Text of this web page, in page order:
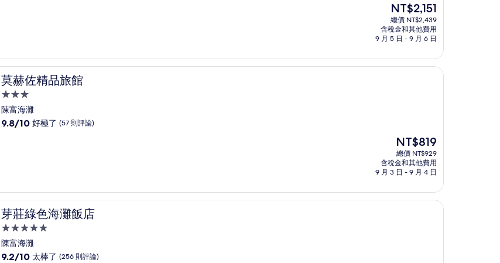
棒
了，
(954
則
評
論)
現
在
價
格
NT$2,151
NT$2,151
總價 NT$2,439
含稅金和其他費用
9 月 5 日 - 9 月 6 日
莫赫佐精品旅館
莫赫佐精品旅館
3.0
星
級
陳富海灘
9.8
極
了，
(57
則
評
論)
9.8/10 好極了 (57 則評論)
現
在
價
格
NT$819
NT$819
總價 NT$929
含稅金和其他費用
9 月 3 日 - 9 月 4 日
芽莊綠色海灘飯店
芽莊綠色海灘飯店
5.0
星
級
陳富海灘
9.2
9.2/10 太棒了 (256 則評論)